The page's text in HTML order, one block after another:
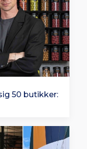
50 butikker: